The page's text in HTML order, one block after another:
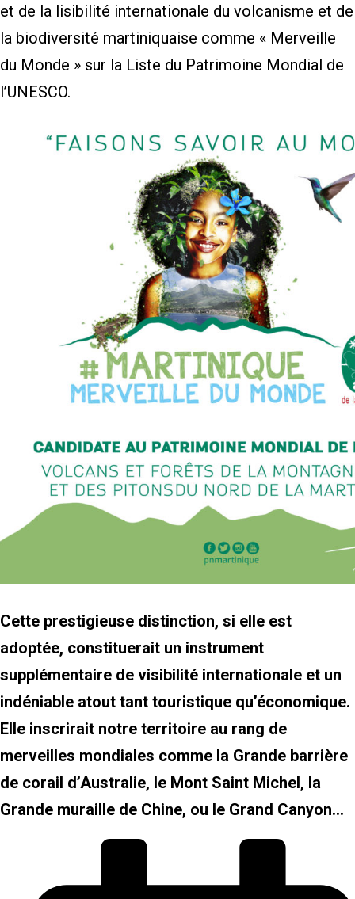
et de la lisibilité internationale du volcanisme et de
la biodiversité martiniquaise comme « Merveille
du Monde » sur la Liste du Patrimoine Mondial de
l’UNESCO.
Cette prestigieuse distinction, si elle est
adoptée, constituerait un instrument
supplémentaire de visibilité internationale et un
indéniable atout tant touristique qu’économique.
Elle inscrirait notre territoire au rang de
merveilles mondiales comme la Grande barrière
de corail d’Australie, le Mont Saint Michel, la
Grande muraille de Chine, ou le Grand Canyon…